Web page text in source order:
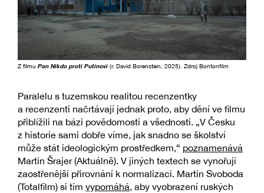
Z filmu Pan Nikdo proti Putinovi (r. David Borenstein, 2025). Zdroj Bontonfilm
Paralelu s tuzemskou realitou recenzentky
a recenzenti načrtávají jednak proto, aby dění ve filmu
přiblížili na bázi povědomosti a všednosti. „V Česku
z historie sami dobře víme, jak snadno se školství
může stát ideologickým prostředkem,“ poznamenává
Martin Šrajer (Aktuálně). V jiných textech se vynořují
zaostřenější přirovnání k normalizaci. Martin Svoboda
(Totalfilm) si tím vypomáhá, aby vyobrazení ruských